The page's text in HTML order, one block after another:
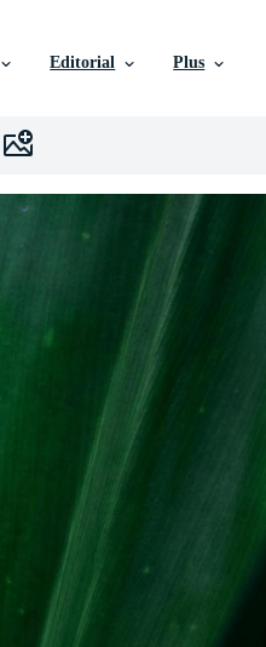
Editorial Plus